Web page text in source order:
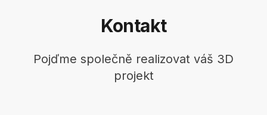
Kontakt
Pojďme společně realizovat váš 3D
projekt